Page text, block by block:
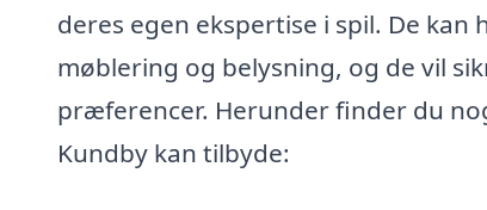
deres egen ekspertise i spil. De
møblering og belysning, og de vil
præferencer. Herunder finder du
Kundby kan tilbyde: